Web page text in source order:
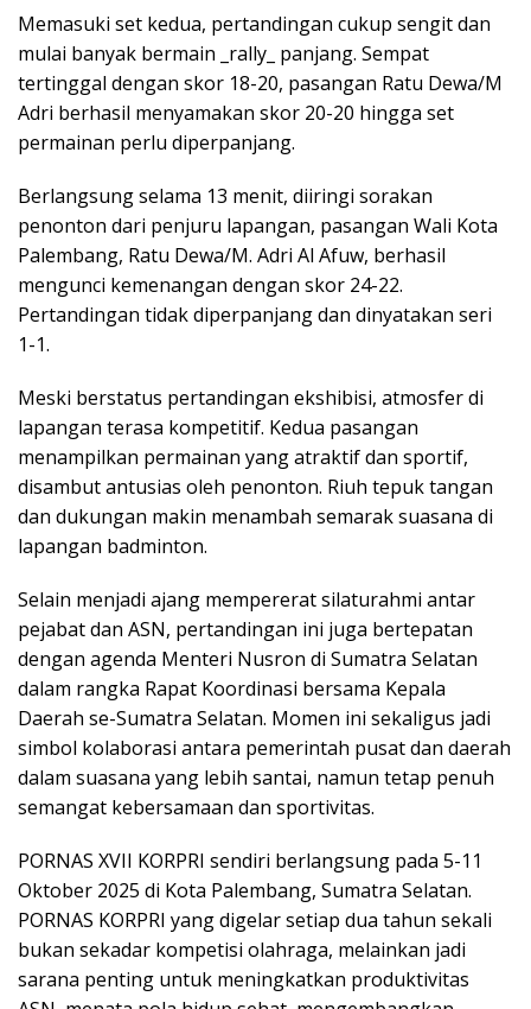
Memasuki set kedua, pertandingan cukup sengit dan
mulai banyak bermain _rally_ panjang. Sempat
tertinggal dengan skor 18-20, pasangan Ratu Dewa/M
Adri berhasil menyamakan skor 20-20 hingga set
permainan perlu diperpanjang.
Berlangsung selama 13 menit, diiringi sorakan
penonton dari penjuru lapangan, pasangan Wali Kota
Palembang, Ratu Dewa/M. Adri Al Afuw, berhasil
mengunci kemenangan dengan skor 24-22.
Pertandingan tidak diperpanjang dan dinyatakan seri
1-1.
Meski berstatus pertandingan ekshibisi, atmosfer di
lapangan terasa kompetitif. Kedua pasangan
menampilkan permainan yang atraktif dan sportif,
disambut antusias oleh penonton. Riuh tepuk tangan
dan dukungan makin menambah semarak suasana di
lapangan badminton.
Selain menjadi ajang mempererat silaturahmi antar
pejabat dan ASN, pertandingan ini juga bertepatan
dengan agenda Menteri Nusron di Sumatra Selatan
dalam rangka Rapat Koordinasi bersama Kepala
Daerah se-Sumatra Selatan. Momen ini sekaligus jadi
simbol kolaborasi antara pemerintah pusat dan daerah
dalam suasana yang lebih santai, namun tetap penuh
semangat kebersamaan dan sportivitas.
PORNAS XVII KORPRI sendiri berlangsung pada 5-11
Oktober 2025 di Kota Palembang, Sumatra Selatan.
PORNAS KORPRI yang digelar setiap dua tahun sekali
bukan sekadar kompetisi olahraga, melainkan jadi
sarana penting untuk meningkatkan produktivitas